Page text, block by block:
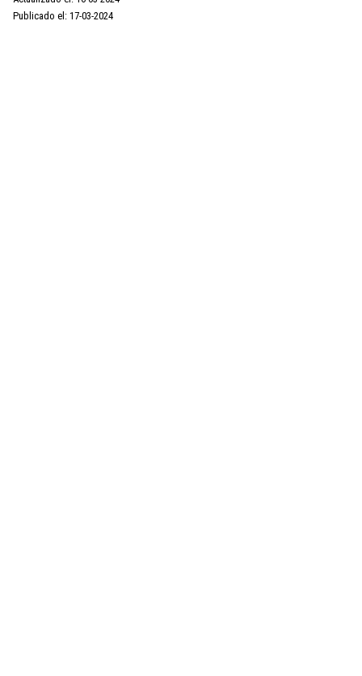
Publicado el: 17-03-2024